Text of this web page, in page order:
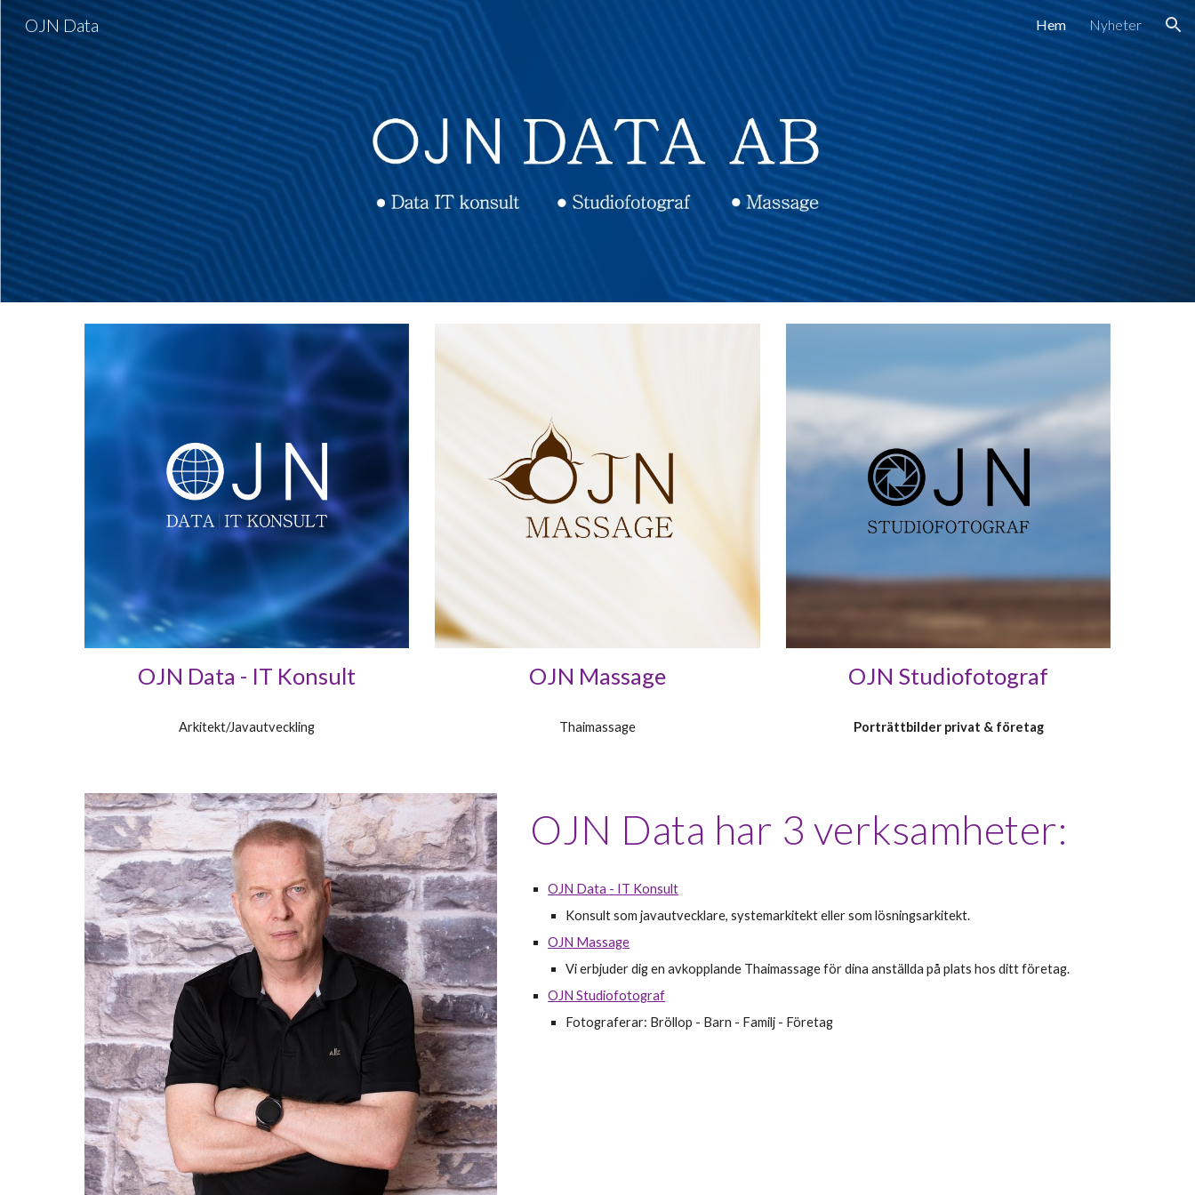
Skip to main content
OJN Data Hem Nyheter
OJN Data - IT Konsult
Arkitekt/Javautveckling
OJN Massage
Thaimassage
OJN Studiofotograf
Porträttbilder privat & företag
OJN Data har 3 verksamheter:
OJN Data - IT Konsult
Konsult som javautvecklare, systemarkitekt eller som lösningsarkitekt.
OJN Massage
Vi erbjuder dig en avkopplande Thaimassage för dina anställda på plats hos ditt företag.
OJN Studiofotograf
Fotograferar: Bröllop - Barn - Familj - Företag